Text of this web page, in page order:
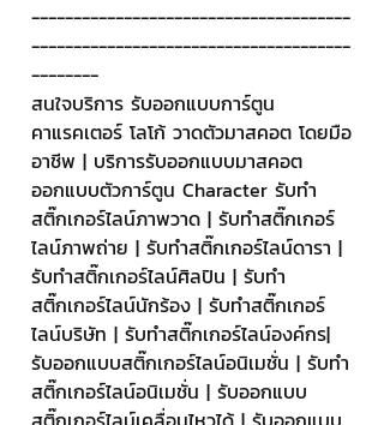
--------------------------------------
--------------------------------------
--------
สนใจบริการ รับออกแบบการ์ตูน
คาแรคเตอร์ โลโก้ วาดตัวมาสคอต โดยมือ
อาชีพ | บริการรับออกแบบมาสคอต
ออกแบบตัวการ์ตูน Character รับทำ
สติ๊กเกอร์ไลน์ภาพวาด | รับทำสติ๊กเกอร์
ไลน์ภาพถ่าย | รับทำสติ๊กเกอร์ไลน์ดารา |
รับทำสติ๊กเกอร์ไลน์ศิลปิน | รับทำ
สติ๊กเกอร์ไลน์นักร้อง | รับทำสติ๊กเกอร์
ไลน์บริษัท | รับทำสติ๊กเกอร์ไลน์องค์กร|
รับออกแบบสติ๊กเกอร์ไลน์อนิเมชั่น | รับทำ
สติ๊กเกอร์ไลน์อนิเมชั่น | รับออกแบบ